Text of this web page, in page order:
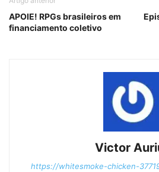
APOIE! RPGs brasileiros em
financiamento coletivo
Victor
https://whitesmoke-chicken-